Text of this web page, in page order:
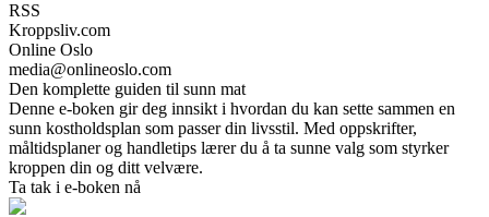
RSS
Kroppsliv.com
Online Oslo
media@onlineoslo.com
Den komplette guiden til sunn mat
Denne e-boken gir deg innsikt i hvordan du kan sette sammen en
sunn kostholdsplan som passer din livsstil. Med oppskrifter,
måltidsplaner og handletips lærer du å ta sunne valg som styrker
kroppen din og ditt velvære.
Ta tak i e-boken nå